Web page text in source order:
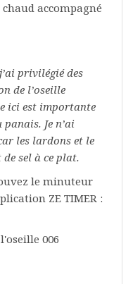
accompagné
privilégié des
de l’oseille
ici est importante
Je n’ai
les lardons et le
sel à ce plat.
le minuteur
ZE TIMER :